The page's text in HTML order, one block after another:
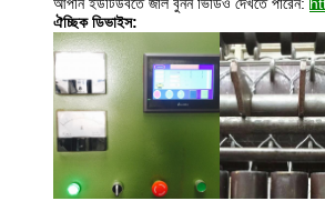
ঐচ্ছিক ডিভাইস: